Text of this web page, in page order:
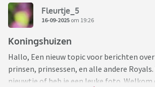
Fleurtje_5
16-09-2025 om 19:26
Koningshuizen
Hallo, Een nieuw topic voor berichten
prinsen, prinsessen, en alle andere
nieuwtje of heb je een leuke foto. Welkom